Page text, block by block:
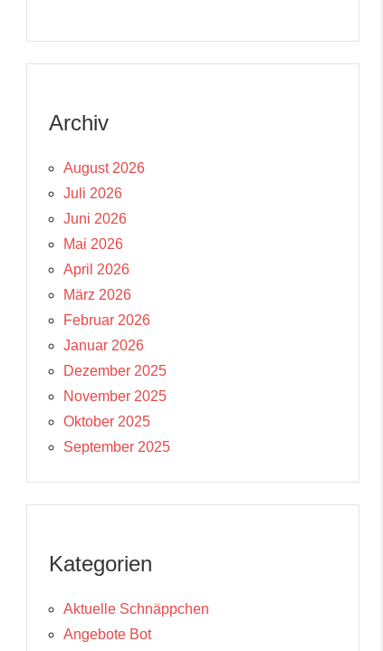
Archiv
August 2026
Juli 2026
Juni 2026
Mai 2026
April 2026
März 2026
Februar 2026
Januar 2026
Dezember 2025
November 2025
Oktober 2025
September 2025
Kategorien
Aktuelle Schnäppchen
Angebote Bot